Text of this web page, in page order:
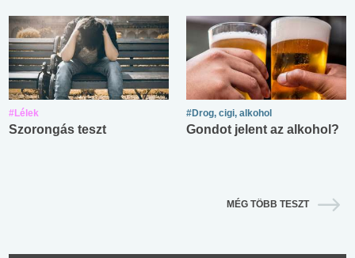
#Lélek
Szorongás teszt
#Drog, cigi, alkohol
Gondot jelent az alkohol?
MÉG TÖBB TESZT